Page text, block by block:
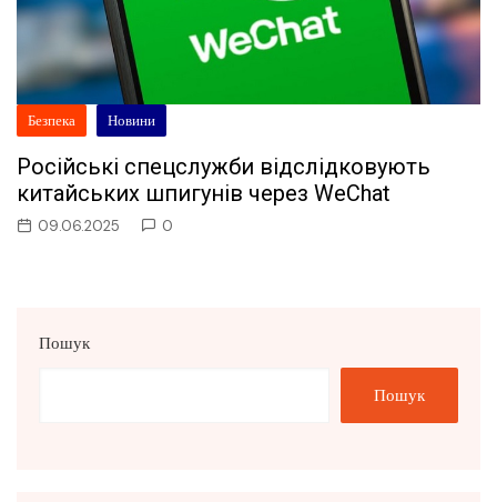
Безпека Новини
Російські спецслужби відслідковують
китайських шпигунів через WeChat
09.06.2025 0
Пошук
Пошук